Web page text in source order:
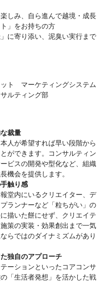
しみ、自ら進んで越境・成長
」をお持ちの方
に寄り添い、泥臭い実行まで
ト マーケティングシステム
ルティング部
裁量
人が希望すれば早い段階から
ができます。コンサルティン
ビスの開発や型化など、組織
機会を提供します。
触り感
堂内にいるクリエイター、デ
ランナーなど「粒ちがい」の
描いた餅にせず、クリエイテ
策の実装・効果創出まで一気
らではのダイナミズムがあり
独自のアプローチ
ーションといったコアコンサ
「生活者発想」を活かした戦